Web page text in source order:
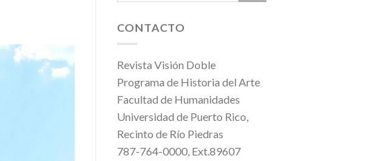
CONTACTO
Revista Visión Doble
Programa de Historia del Arte
Facultad de Humanidades
Universidad de Puerto Rico,
Recinto de Río Piedras
787-764-0000, Ext.89607